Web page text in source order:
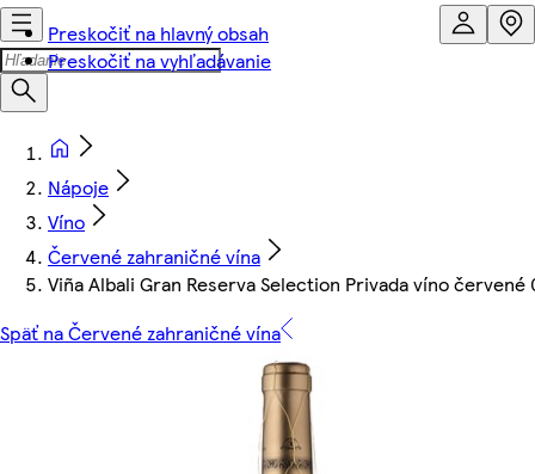
Preskočiť na hlavný obsah
Preskočiť na vyhľadávanie
Nápoje
Víno
Červené zahraničné vína
Viña Albali Gran Reserva Selection Privada víno červené
Späť na Červené zahraničné vína